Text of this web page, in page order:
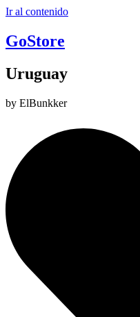
Ir al contenido
GoStore
Uruguay
by ElBunkker